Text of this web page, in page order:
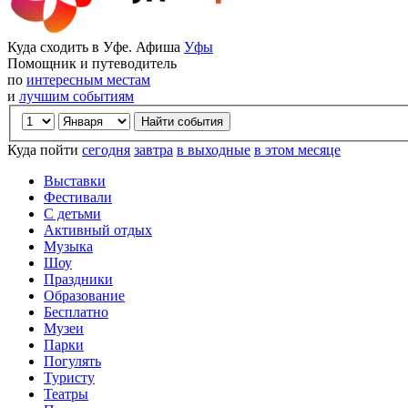
Куда сходить в Уфе. Афиша Уфы
Помощник и путеводитель
по интересным местам
и лучшим событиям
Куда пойти сегодня завтра в выходные в этом месяце
Выставки
Фестивали
С детьми
Активный отдых
Музыка
Шоу
Праздники
Образование
Бесплатно
Музеи
Парки
Погулять
Туристу
Театры